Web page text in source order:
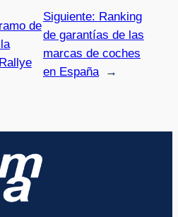
de
Siguiente: Ranking
de garantías de las
marcas de coches
en España
→